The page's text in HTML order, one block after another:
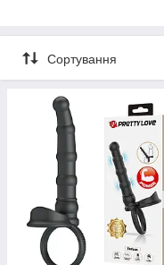
Сортування